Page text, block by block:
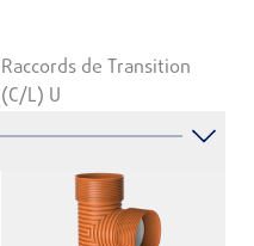
Raccords de Transition
(C/L) U